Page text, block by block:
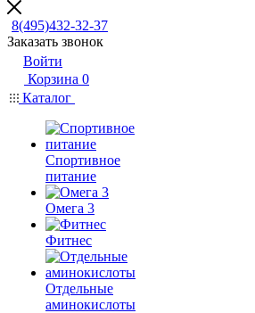
8(495)432-32-37
Заказать звонок
Войти
Корзина 0
Каталог
Спортивное
питание
Омега 3
Фитнес
Отдельные
аминокислоты